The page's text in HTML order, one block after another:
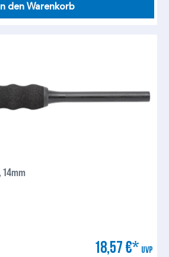
den Warenkorb
18,57 €* UVP